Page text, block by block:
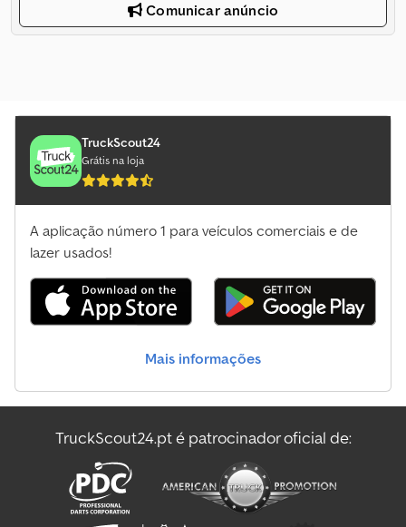
Comunicar anúncio
TruckScout24
Grátis na loja
A aplicação número 1 para veículos comerciais e de
lazer usados!
Mais informações
TruckScout24.pt é patrocinador oficial de: